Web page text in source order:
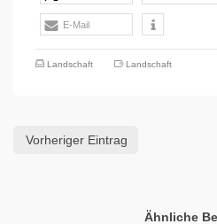
E-Mail
Landschaft Landschaft
Vorheriger Eintrag
Ähnliche